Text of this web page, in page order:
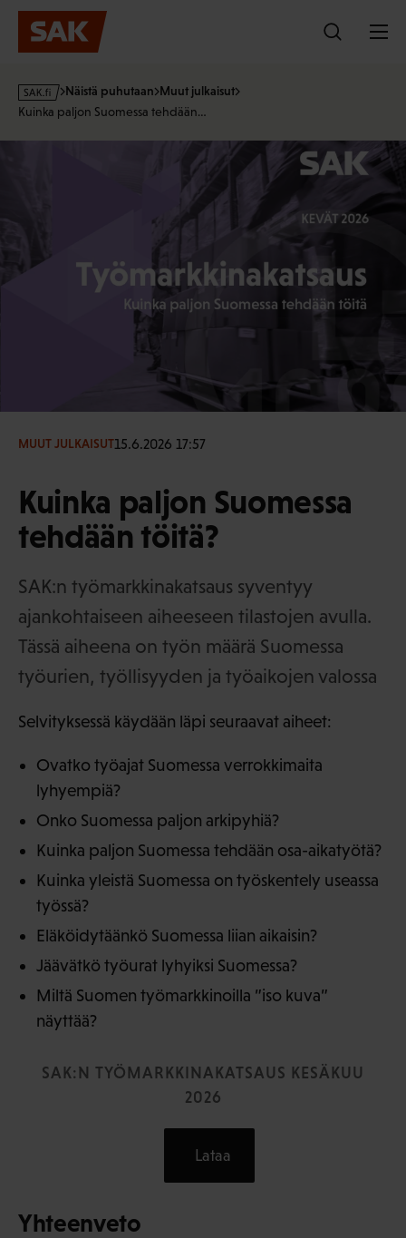
Hyppää
sisältöön
s
a
Näistä puhutaan Muut julkaisut
Kuinka paljon Suomessa tehdään…
MUUT JULKAISUT15.6.2026 17:57
Kuinka paljon Suomessa
tehdään töitä?
SAK:n työmarkkinakatsaus syventyy
ajankohtaiseen aiheeseen tilastojen avulla.
Tässä aiheena on työn määrä Suomessa
työurien, työllisyyden ja työaikojen valossa
Selvityksessä käydään läpi seuraavat aiheet:
Ovatko työajat Suomessa verrokkimaita
lyhyempiä?
Onko Suomessa paljon arkipyhiä?
Kuinka paljon Suomessa tehdään osa-aikatyötä?
Kuinka yleistä Suomessa on työskentely useassa
työssä?
Eläköidytäänkö Suomessa liian aikaisin?
Jäävätkö työurat lyhyiksi Suomessa?
Miltä Suomen työmarkkinoilla ”iso kuva”
näyttää?
SAK:N TYÖMARKKINAKATSAUS KESÄKUU
2026
Lataa
Yhteenveto